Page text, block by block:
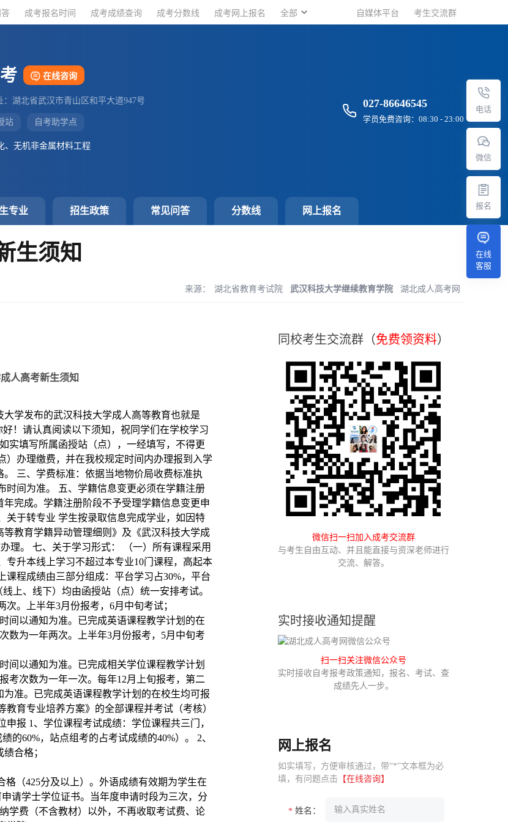
成考报名时间 成考成绩查询 成考分数线 成考网上报名 全部 自媒体平台 考生交流群
在线咨询
湖北省武汉市青山区和平大道947号
站 自考助学点
、无机非金属材料工程
027-86646545
学员免费咨询：08:30 - 23:00
专业 招生政策 常见问答 分数线 网上报名
电话
微信
报名
在线
客服
生须知
来源： 湖北省教育考试院 武汉科技大学继续教育学院 湖北成人高考网
人高考新生须知
学发布的武汉科技大学成人高等教育也就是
！请认真阅读以下须知，祝同学们在学校学习
实填写所属函授站（点），一经填写，不得更
）办理缴费，并在我校规定时间内办理报到入学
三、学费标准：依据当地物价局收费标准执
时间为准。 五、学籍信息变更必须在学籍注册
完成。学籍注册阶段不予受理学籍信息变更申
关于转专业 学生按录取信息完成学业，如因特
教育学籍异动管理细则》及《武汉科技大学成
理。 七、关于学习形式： （一）所有课程采用
升本线上学习不超过本专业10门课程，高起本
程成绩由三部分组成：平台学习占30%，平台
上、线下）均由函授站（点）统一安排考试。
。上半年3月份报考，6月中旬考试；
间以通知为准。已完成英语课程教学计划的在
数为一年两次。上半年3月份报考，5月中旬考
间以通知为准。已完成相关学位课程教学计划
考次数为一年一次。每年12月上旬报考，第二
准。已完成英语课程教学计划的在校生均可报
育专业培养方案》的全部课程并考试（考核）
报 1、学位课程考试成绩：学位课程共三门，
的60%，站点组考的占考试成绩的40%）。 2、
合格；
格（425分及以上）。外语成绩有效期为学生在
请学士学位证书。当年度申请时段为三次，分
学费（不含教材）以外，不再收取考试费、论
同校考生交流群（免费领资料）
微信扫一扫加入成考交流群
与考生自由互动、并且能直接与资深老师进行
交流、解答。
成考报名时间 成考成绩查询 成考分数线 成考网上报名 全部 自媒体平台 考生交流群
实时接收通知提醒
扫一扫关注微信公众号
实时接收自考报考政策通知，报名、考试、查
成绩先人一步。
网上报名
如实填写，方便审核通过，带“*”文本框为必
填，有问题点击 【在线咨询】
* 姓名：